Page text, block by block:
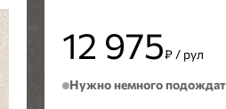
12 975₽ / рул
Нужно немного